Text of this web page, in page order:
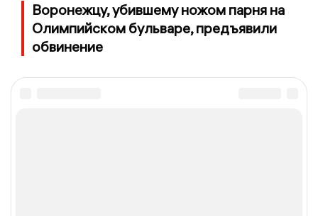
Воронежцу, убившему ножом парня на
Олимпийском бульваре, предъявили
обвинение